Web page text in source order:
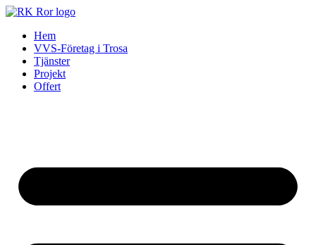
Skip
contentHem
VVS-Företag i Trosa
Tjänster
Projekt
Offert